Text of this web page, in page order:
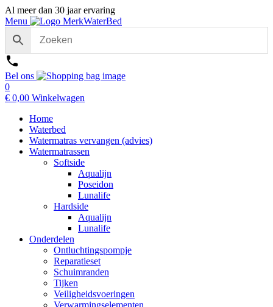
Al meer dan 30 jaar ervaring
Menu
Bel ons
0
€ 0,00 Winkelwagen
Home
Waterbed
Watermatras vervangen (advies)
Watermatrassen
Softside
Aqualijn
Poseidon
Lunalife
Hardside
Aqualijn
Lunalife
Onderdelen
Ontluchtingspompje
Reparatieset
Schuimranden
Tijken
Veiligheidsvoeringen
Verwarmingselementen